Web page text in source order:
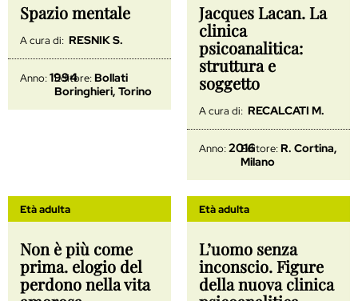
Spazio mentale
A cura di: RESNIK S.
Anno:1994
Editore:Bollati
Boringhieri, Torino
Jacques Lacan. La
clinica
psicoanalitica:
struttura e
soggetto
A cura di: RECALCATI M.
Anno:2016Editore:R. Cortina,
Milano
Età adulta
Non è più come
prima. elogio del
perdono nella vita
Età adulta
L’uomo senza
inconscio. Figure
della nuova clinica